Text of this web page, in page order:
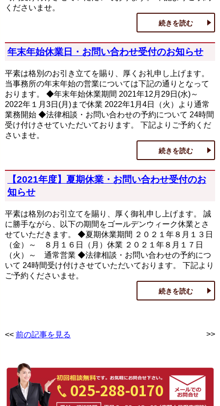
くださいませ。
続きを読む
年末年始休業日・お問い合わせ受付のお知らせ
平素は格別のお引き立てを賜り、厚くお礼申し上げます。
当事務所の年末年始の営業については下記の通りとなって
おります。 ◆年末年始休業期間 2021年12月29日(水)～
2022年１月3日(月)まで休業 2022年1月4日（火）より通常
業務開始 ◆法律相談・お問い合わせの予約について 24時間
受け付けさせていただいております。 下記よりご予約くだ
さいませ。
続きを読む
【2021年度】夏期休業・お問い合わせ受付のお
知らせ
平素は格別のお引立てを賜り、厚く御礼申し上げます。 誠
に勝手ながら、以下の期間をゴールデンウィーク休業とさ
せていただきます。 ◆夏期休業期間 ２０２１年８月１３日
（金）～ ８月１６日（月）休業 ２０２１年８月１７日
（火）～ 通常営業 ◆法律相談・お問い合わせの予約につ
いて 24時間受け付けさせていただいております。 下記より
ご予約くださいませ。
続きを読む
<< 前の記事を見る >>
025-288-0170